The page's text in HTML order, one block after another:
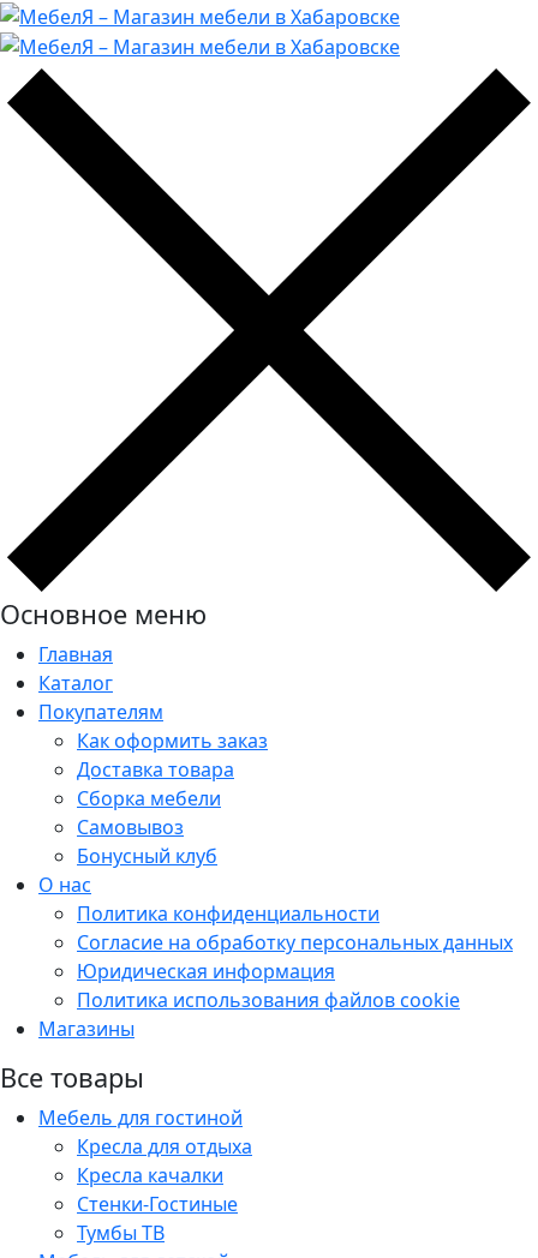
Основное меню
Главная
Каталог
Покупателям
Как оформить заказ
Доставка товара
Сборка мебели
Самовывоз
Бонусный клуб
О нас
Политика конфиденциальности
Согласие на обработку персональных данных
Юридическая информация
Политика использования файлов cookie
Магазины
Все товары
Мебель для гостиной
Кресла для отдыха
Кресла качалки
Стенки-Гостиные
Тумбы ТВ